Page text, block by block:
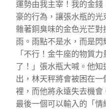
運勢由我主宰！我的金
豪的行為，讓張水瓶的
雜著銅臭味的金色光芒
雨。雨點不是水，而是閃
「不行！金牛座的物質
了！」張水瓶大喊。他
出，林天秤將會被困在
裡，而他將永遠失去機
最後一個可以輸入的「